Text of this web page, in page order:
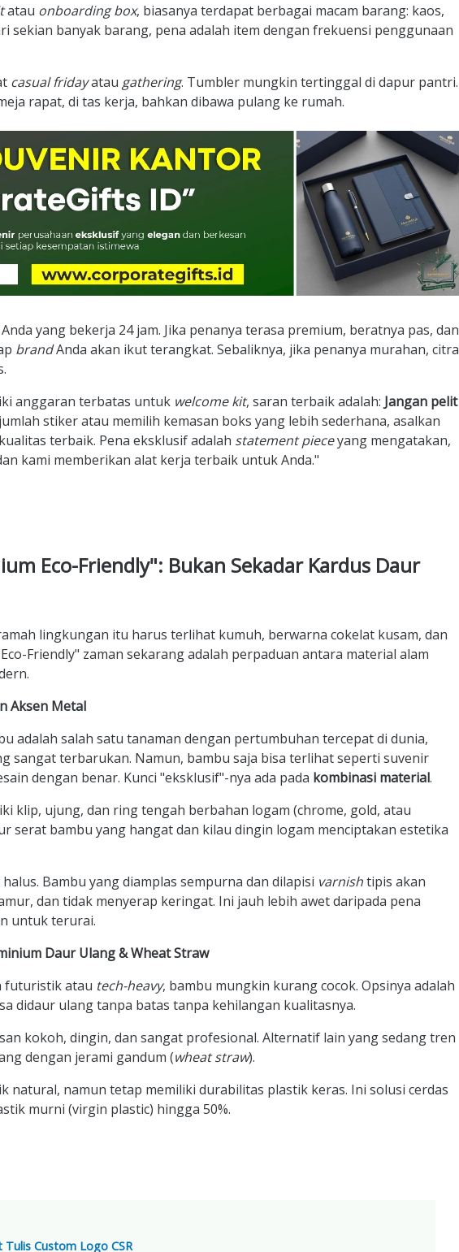
atau onboarding box, biasanya terdapat berbagai macam barang: kaos,
sekian banyak barang, pena adalah item dengan frekuensi penggunaan
casual fridayatau gathering. Tumbler mungkin tertinggal di dapur pantri.
rapat, di tas kerja, bahkan dibawa pulang ke rumah.
yang bekerja 24 jam. Jika penanya terasa premium, beratnya pas, dan
brandAnda akan ikut terangkat. Sebaliknya, jika penanya murahan, citra
anggaran terbatas untuk welcome kit, saran terbaik adalah: Jangan pelit
stiker atau memilih kemasan boks yang lebih sederhana, asalkan
terbaik. Pena eksklusif adalah statement pieceyang mengatakan,
kami memberikan alat kerja terbaik untuk Anda."
Eco-Friendly": Bukan Sekadar Kardus Daur
lingkungan itu harus terlihat kumuh, berwarna cokelat kusam, dan
Friendly" zaman sekarang adalah perpaduan antara material alam
Aksen Metal
adalah salah satu tanaman dengan pertumbuhan tercepat di dunia,
sangat terbarukan. Namun, bambu saja bisa terlihat seperti suvenir
dengan benar. Kunci "eksklusif"-nya ada pada kombinasi material.
klip, ujung, dan ring tengah berbahan logam (chrome, gold, atau
serat bambu yang hangat dan kilau dingin logam menciptakan estetika
Bambu yang diamplas sempurna dan dilapisi varnishtipis akan
dan tidak menyerap keringat. Ini jauh lebih awet daripada pena
untuk terurai.
Daur Ulang & Wheat Straw
futuristik atau tech-heavy, bambu mungkin kurang cocok. Opsinya adalah
didaur ulang tanpa batas tanpa kehilangan kualitasnya.
kokoh, dingin, dan sangat profesional. Alternatif lain yang sedang tren
dengan jerami gandum (wheat straw).
namun tetap memiliki durabilitas plastik keras. Ini solusi cerdas
murni (virgin plastic) hingga 50%.
Tulis Custom Logo CSR